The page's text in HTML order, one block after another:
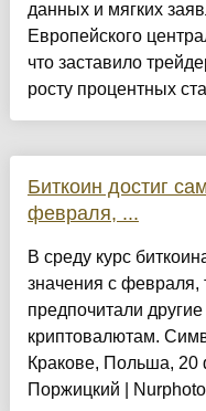
данных и мягких
Европейского
что заставило
росту процентных
Биткоин достиг
февраля, ...
В среду курс
значения с февраля,
предпочитали
криптовалютам.
Кракове, Польша, 20
Поржицкий |